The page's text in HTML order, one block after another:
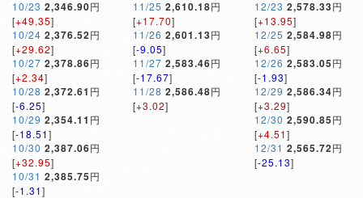
10/23 2,346.90円
[+49.35]
10/24 2,376.52円
[+29.62]
10/27 2,378.86円
[+2.34]
10/28 2,372.61 円
[-6.25]
10/29 2,354.11 円
[-18.51]
10/30 2,387.06円
[+32.95]
10/31 2,385.75円
[-1.31]
11/25 2,610.18円
[+17.70]
11/26 2,601.13円
[-9.05]
11/27 2,583.46円
[-17.67]
11/28 2,586.48円
[+3.02]
12/23 2,578.33円
[+13.95]
12/25 2,584.98円
[+6.65]
12/26 2,583.05円
[-1.93]
12/29 2,586.34円
[+3.29]
12/30 2,590.85円
[+4.51]
12/31 2,565.72円
[-25.13]